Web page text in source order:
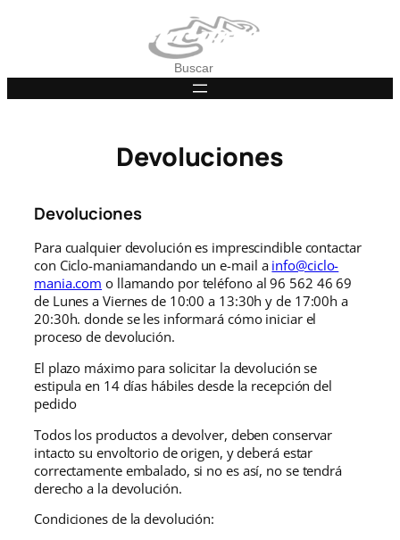
Devoluciones
Devoluciones
Para cualquier devolución es imprescindible contactar
con Ciclo-maniamandando un e-mail a info@ciclo-
mania.com o llamando por teléfono al 96 562 46 69
de Lunes a Viernes de 10:00 a 13:30h y de 17:00h a
20:30h. donde se les informará cómo iniciar el
proceso de devolución.
El plazo máximo para solicitar la devolución se
estipula en 14 días hábiles desde la recepción del
pedido
Todos los productos a devolver, deben conservar
intacto su envoltorio de origen, y deberá estar
correctamente embalado, si no es así, no se tendrá
derecho a la devolución.
Condiciones de la devolución: